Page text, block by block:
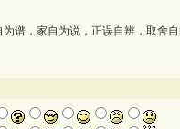
为谱，家自为说，正误自辨，取舍